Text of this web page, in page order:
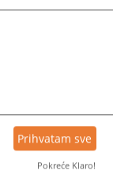
Prihvatam sve
Pokreće Klaro!